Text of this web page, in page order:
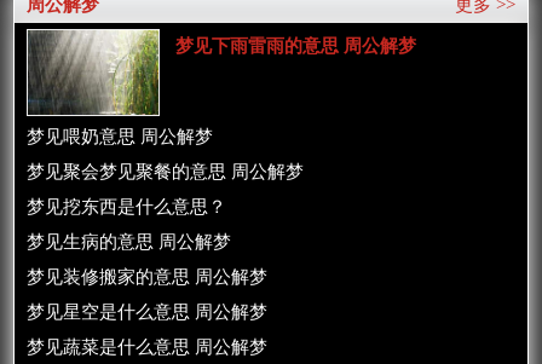
更多 >>
周公解梦
梦见下雨雷雨的意思 周公解梦
梦见喂奶意思 周公解梦
梦见聚会梦见聚餐的意思 周公解梦
梦见挖东西是什么意思？
梦见生病的意思 周公解梦
梦见装修搬家的意思 周公解梦
梦见星空是什么意思 周公解梦
梦见蔬菜是什么意思 周公解梦